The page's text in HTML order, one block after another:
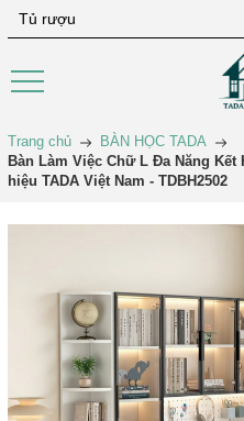
Trang chủ
BÀN HỌC TADA
Bàn Làm Việc Chữ L Đa Năng
hiệu TADA Việt Nam - TDBH2502